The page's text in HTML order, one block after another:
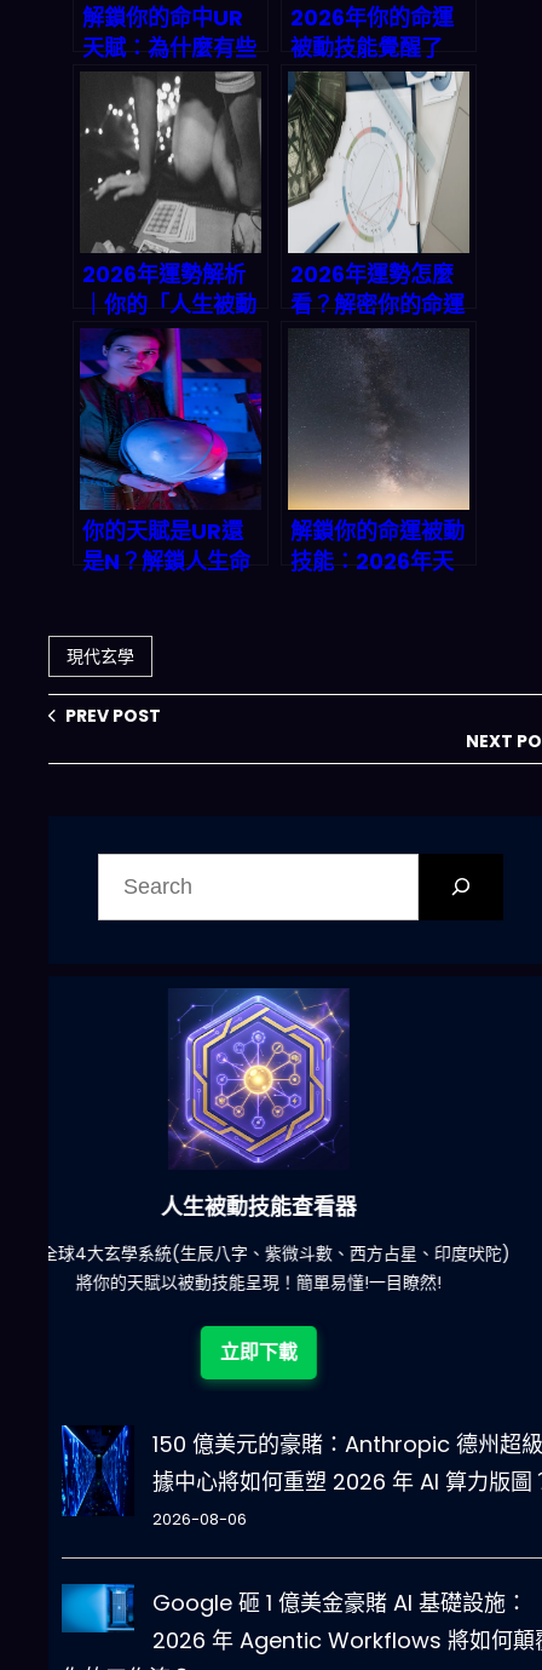
解鎖你的命中UR
天賦：為什麼有些
人總能逢凶化吉？
這可能不是運氣，
而是點滿了「危機
解鎖」被動技能
2026年你的命運
被動技能覺醒了
嗎？解碼天生天賦
與命運特質｜免費
測試你的UR級技
能
2026年運勢解析
｜你的「人生被動
技能」觉醒了嗎？
用MBTI+八字解讀
你的天賦密碼
2026年運勢怎麼
看？解密你的命運
被動技能，找出你
的天賦密碼！
你的天賦是UR還
是N？解鎖人生命
解鎖你的命運被動
技能：2026年天
現代玄學
PREV POST
NEXT
六合彩發達神器
減少超過500萬個低概率中獎組合，提高中獎率
立即下載
150 億美元的豪賭：Anthropic 德州超
據中心將如何重塑 2026 年 AI 算力版圖
2026-08-06
Google 砸 1 億美金豪賭 AI 基礎設施：
2026 年 Agentic Workflows 將如何顛